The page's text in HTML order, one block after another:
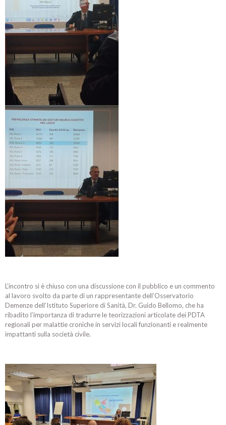
L’incontro si è chiuso con una discussione con il pubblico e un commento
al lavoro svolto da parte di un rappresentante dell’Osservatorio
Demenze dell’Istituto Superiore di Sanità, Dr. Guido Bellomo, che ha
ribadito l’importanza di tradurre le teorizzazioni articolate dei PDTA
regionali per malattie croniche in servizi locali funzionanti e realmente
impattanti sulla società civile.